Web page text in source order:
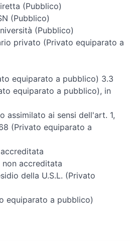
(Pubblico)
(Pubblico)
(Pubblico)
privato (Privato equiparato a
equiparato a pubblico) 3.3
equiparato a pubblico), in
assimilato ai sensi dell'art. 1,
(Privato equiparato a
accreditata
della U.S.L. (Privato
equiparato a pubblico)